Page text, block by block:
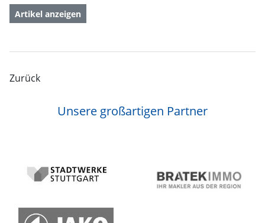
Artikel anzeigen
Zurück
Unsere großartigen Partner